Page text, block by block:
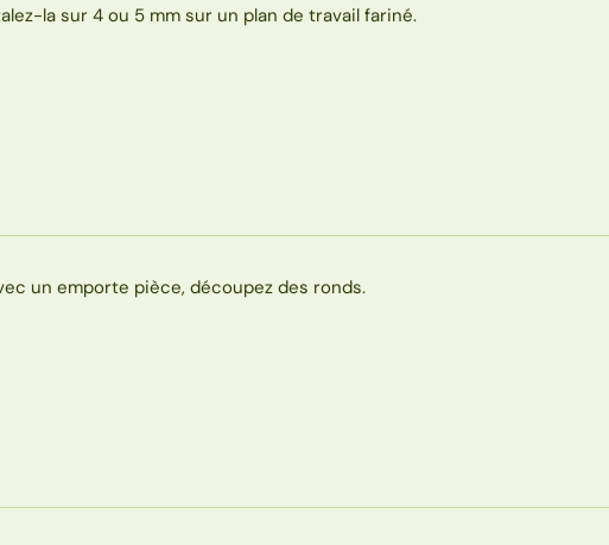
la sur 4 ou 5 mm sur un plan de travail fariné.
un emporte pièce, découpez des ronds.